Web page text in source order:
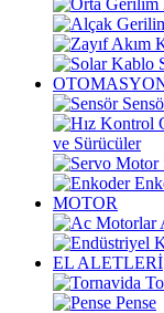
ve Sürücüler
MOTOR
EL ALETLERİ
Pense